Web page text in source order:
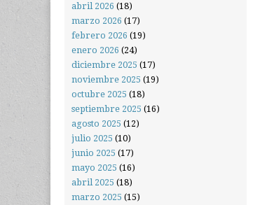
abril 2026 (18)
marzo 2026 (17)
febrero 2026 (19)
enero 2026 (24)
diciembre 2025 (17)
noviembre 2025 (19)
octubre 2025 (18)
septiembre 2025 (16)
agosto 2025 (12)
julio 2025 (10)
junio 2025 (17)
mayo 2025 (16)
abril 2025 (18)
marzo 2025 (15)